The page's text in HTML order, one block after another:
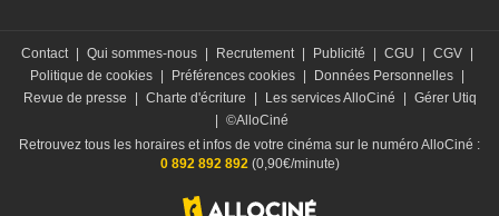
Contact Qui sommes-nous Recrutement Publicité CGU CGV
Politique de cookies
Préférences cookies Données Personnelles
Revue de presse
Charte d'écriture Les services AlloCiné
Gérer Utiq
©AlloCiné
Retrouvez tous les horaires et infos de votre cinéma sur le numéro AlloCiné :
0 892 892 892(0,90€/minute)